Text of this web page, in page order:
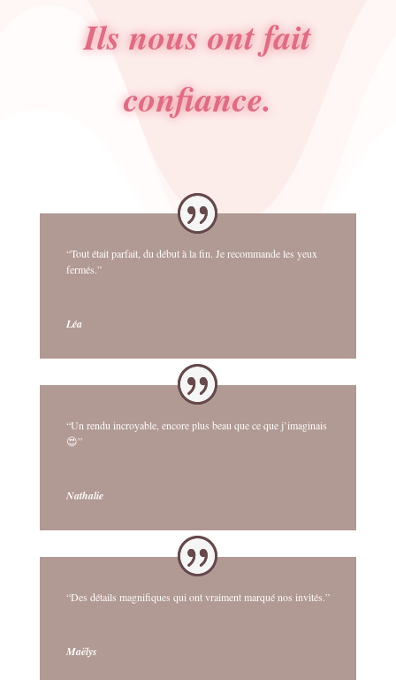
Ils nous ont fait
confiance.
“Tout était parfait, du début à la fin. Je recommande les yeux
fermés.”
Léa
“Un rendu incroyable, encore plus beau que ce que j’imaginais
😍”
Nathalie
“Des détails magnifiques qui ont vraiment marqué nos invités.”
Maëlys